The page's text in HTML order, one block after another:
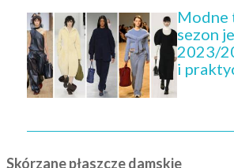
Modne
sezon
2023/
i
Skórzane płaszcze damskie